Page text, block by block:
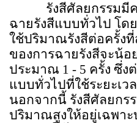
รังสีศัลยกรรมมี
ฉายรังสีแบบทั่วไป โด
ใช้ปริมาณรังสีต่อครั้ง
ของการฉายรังสีจะน้
ประมาณ 1 - 5 ครั้ง ซึ่ง
แบบทั่วไปที่ใช้ระยะเ
นอกจากนี้ รังสีศัลยกร
ปริมาณสูงให้อยู่เฉพา